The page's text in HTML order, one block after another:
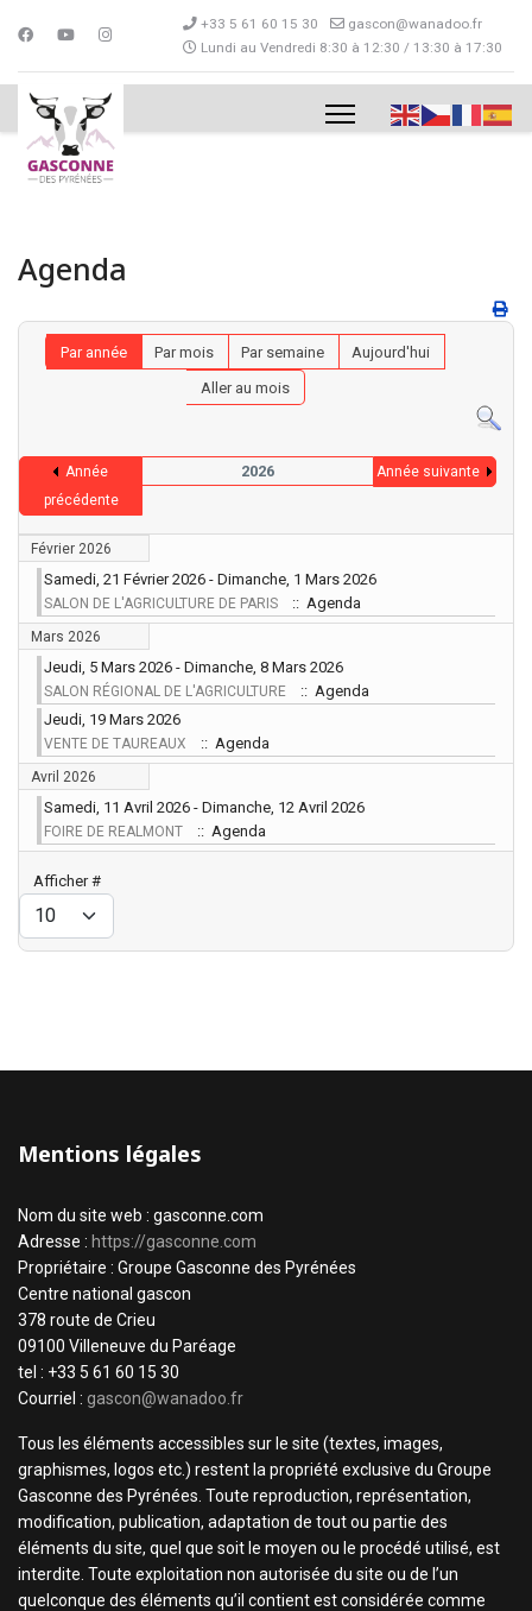
+33 5 61 60 15 30
gascon@wanadoo.fr
Lundi au Vendredi 8:30 à 12:30 / 13:30 à 17:30
Agenda
Par année Par mois Par semaine
Aujourd'hui
Aller au mois
Année
précédente
2026 Année suivante
Février 2026
Samedi, 21 Février 2026 - Dimanche, 1 Mars 2026
SALON DE L'AGRICULTURE DE PARIS :: Agenda
Mars 2026
Jeudi, 5 Mars 2026 - Dimanche, 8 Mars 2026
SALON RÉGIONAL DE L'AGRICULTURE
:: Agenda
Jeudi, 19 Mars 2026
VENTE DE TAUREAUX :: Agenda
Avril 2026
Samedi, 11 Avril 2026 - Dimanche, 12 Avril 2026
FOIRE DE REALMONT :: Agenda
Afficher #
Mentions légales
Nom du site web : gasconne.com
Adresse : https://gasconne.com
Propriétaire : Groupe Gasconne des Pyrénées
Centre national gascon
378 route de Crieu
09100 Villeneuve du Paréage
tel : +33 5 61 60 15 30
Courriel : gascon@wanadoo.fr
Tous les éléments accessibles sur le site (textes, images,
graphismes, logos etc.) restent la propriété exclusive du Groupe
Gasconne des Pyrénées. Toute reproduction, représentation,
modification, publication, adaptation de tout ou partie des
éléments du site, quel que soit le moyen ou le procédé utilisé, est
interdite. Toute exploitation non autorisée du site ou de l’un
quelconque des éléments qu’il contient est considérée comme